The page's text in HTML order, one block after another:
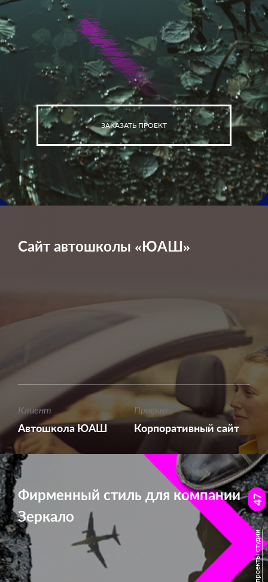
ЗАКАЗАТЬ ПРОЕКТ
Сайт автошколы «ЮАШ»
Клиент
Автошкола ЮАШ
Проект
Корпоративный сайт
Фирменный стиль для компании
Зеркало
47